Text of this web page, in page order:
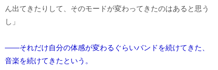
ん出てきたりして、そのモードが変わってきたのはあると思う
し」
――それだけ自分の体感が変わるぐらいバンドを続けてきた、
音楽を続けてきたという。